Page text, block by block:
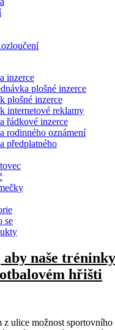
inzerce
plošné inzerce
plošné inzerce
internetové reklamy
řádkové inzerce
rodinného oznámení
předplatného
se
aby naše
hřišti
z ulice možnost